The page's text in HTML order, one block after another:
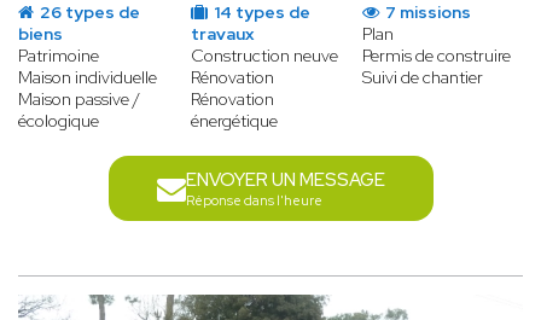
26 types de
biens
Patrimoine
Maison individuelle
Maison passive /
écologique
14 types de
travaux
Construction neuve
Rénovation
Rénovation
énergétique
7 missions
Plan
Permis de construire
Suivi de chantier
ENVOYER UN MESSAGE
Réponse dans l'heure